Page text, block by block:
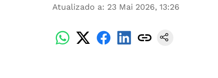
Atualizado a: 23 Mai 2026, 13:26